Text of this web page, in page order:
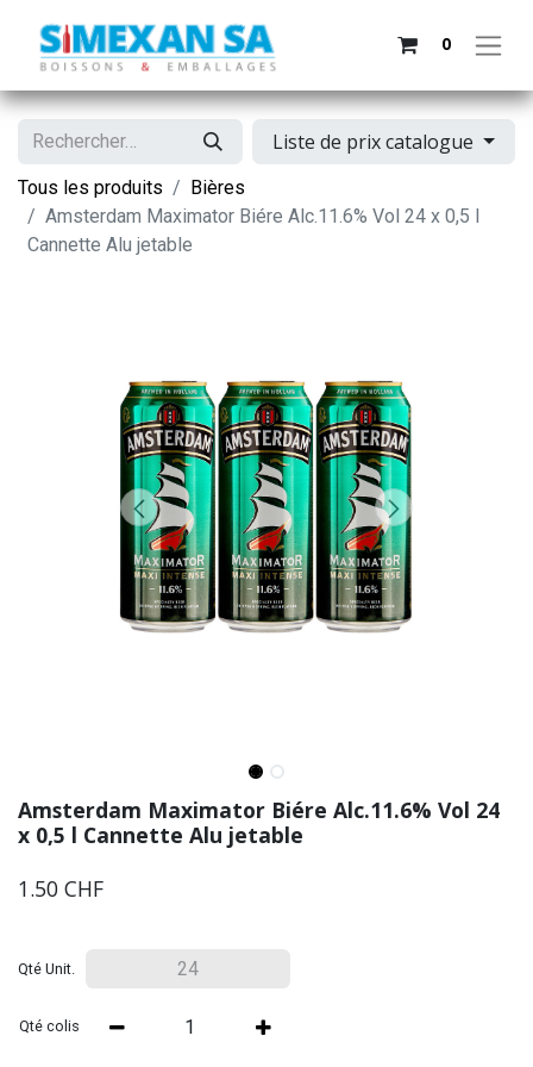
0
Liste de prix catalogue
Tous les produits
Bières
Amsterdam Maximator Biére Alc.11.6% Vol 24 x 0,5 l
Cannette Alu jetable
Amsterdam Maximator Biére Alc.11.6% Vol 24
x 0,5 l Cannette Alu jetable
1.50 CHF
Qté Unit.
Qté colis